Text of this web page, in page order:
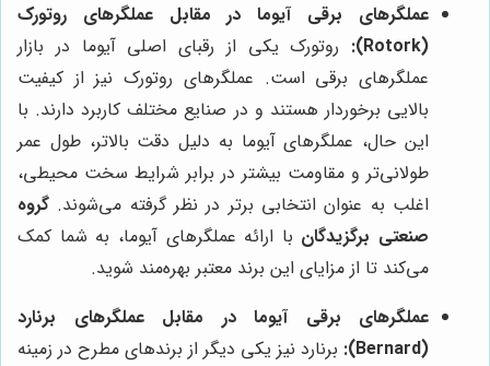
عملگرهای برقی آیوما در مقابل عملگرهای روتورک
(Rotork):
روتورک یکی از رقبای اصلی آیوما در بازار
عملگرهای برقی است. عملگرهای روتورک نیز از کیفیت
بالایی برخوردار هستند و در صنایع مختلف کاربرد دارند. با
این حال، عملگرهای آیوما به دلیل دقت بالاتر، طول عمر
طولانی‌تر و مقاومت بیشتر در برابر شرایط سخت محیطی،
اغلب به عنوان انتخابی برتر در نظر گرفته می‌شوند. گروه
صنعتی برگزیدگان با ارائه عملگرهای آیوما، به شما کمک
می‌کند تا از مزایای این برند معتبر بهره‌مند شوید.
عملگرهای برقی آیوما در مقابل عملگرهای برنارد
(Bernard):
برنارد نیز یکی دیگر از برندهای مطرح در زمینه